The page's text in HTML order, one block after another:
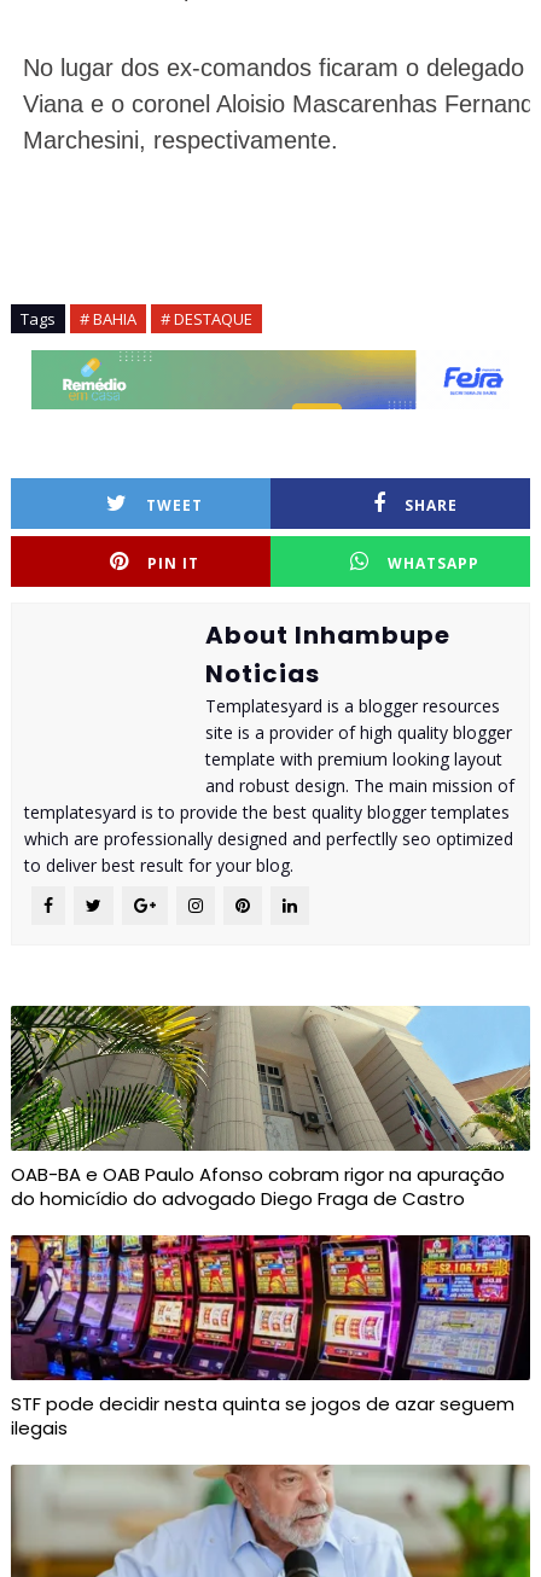
No lugar dos ex-comandos ficaram o delegado
Viana e o coronel Aloisio Mascarenhas
Marchesini, respectivamente.
Tags # BAHIA # DESTAQUE
TWEET SHARE
PIN IT WHATSAPP
About Inhambupe
Noticias
Templatesyard is a blogger resources
site is a provider of high quality blogger
template with premium looking layout
and robust design. The main mission of
templatesyard is to provide the best quality blogger templates
which are professionally designed and perfectlly seo optimized
to deliver best result for your blog.
OAB-BA e OAB Paulo Afonso cobram rigor na apuração
do homicídio do advogado Diego Fraga de Castro
STF pode decidir nesta quinta se jogos de azar seguem
ilegais